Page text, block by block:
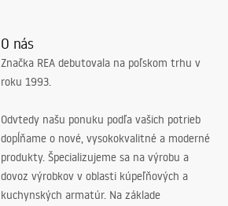
O nás
Značka REA debutovala na poľskom trhu v
roku 1993.
Odvtedy našu ponuku podľa vašich potrieb
dopĺňame o nové, vysokokvalitné a moderné
produkty. Špecializujeme sa na výrobu a
dovoz výrobkov v oblasti kúpeľňových a
kuchynských armatúr. Na základe